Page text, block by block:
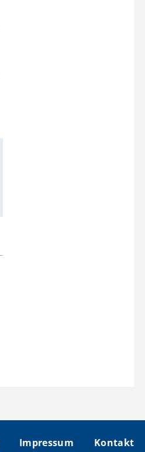
Impressum Kontakt